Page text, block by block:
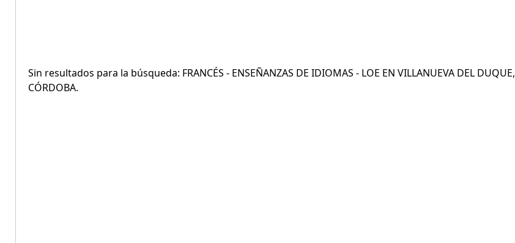
Sin resultados para la búsqueda: FRANCÉS - ENSEÑANZAS DE IDIOMAS - LOE EN VILLANUEVA DEL DUQUE,
CÓRDOBA.